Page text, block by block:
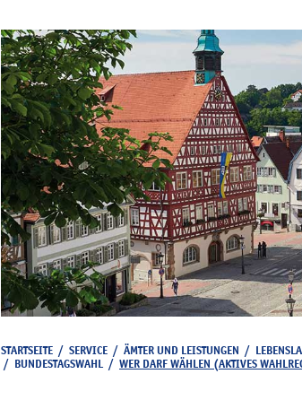
STARTSEITE / SERVICE / ÄMTER UND LEISTUNGEN /
/ BUNDESTAGSWAHL/ WER DARF WÄHLEN (AKTIVES